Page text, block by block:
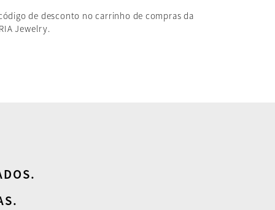
de desconto no carrinho de compras da
Jewelry.